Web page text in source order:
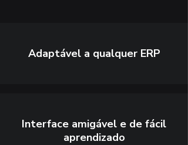
Adaptável a qualquer ERP
Interface amigável e de fácil
aprendizado